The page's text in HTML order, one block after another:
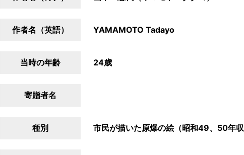
作者名（英語） YAMAMOTO Tadayo
当時の年齢 24歳
寄贈者名
種別 市民が描いた原爆の絵（昭和49、50年